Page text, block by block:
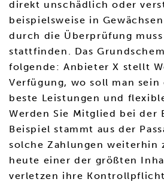
direkt unschädlich oder
beispielsweise in
durch die Überprüfung muss
stattfinden. Das
folgende: Anbieter X stellt
Verfügung, wo soll man
beste Leistungen und
Werden Sie Mitglied bei der
Beispiel stammt aus der
solche Zahlungen weiterhin
heute einer der größten
verletzen ihre